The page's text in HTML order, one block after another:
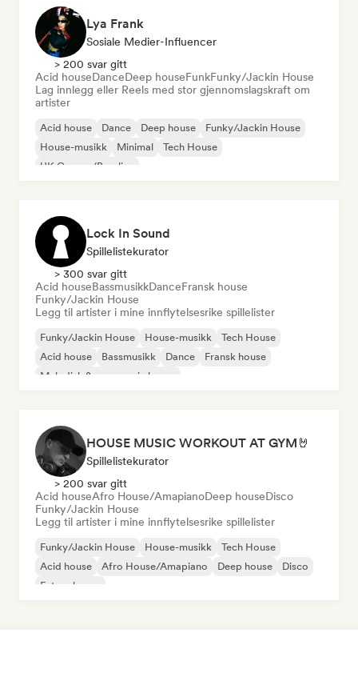
Lya Frank
Sosiale Medier-Influencer
> 200 svar gitt
Acid houseDanceDeep houseFunkFunky/Jackin House
Lag innlegg eller Reels med stor gjennomslagskraft om
artister
Acid house Dance Deep house
Funky/Jackin House
House-musikk
Minimal
Tech House
UK Garage/Bassline
Lock In Sound
Spillelistekurator
> 300 svar gitt
Acid houseBassmusikkDanceFransk house
Funky/Jackin House
Legg til artister i mine innflytelsesrike spillelister
Funky/Jackin House House-musikk
Tech House
Acid house
Bassmusikk Dance
Fransk house
Melodisk & progressiv house
HOUSE MUSIC WORKOUT AT GYM🤘
Spillelistekurator
> 200 svar gitt
Acid houseAfro House/AmapianoDeep houseDisco
Funky/Jackin House
Legg til artister i mine innflytelsesrike spillelister
Funky/Jackin House House-musikk
Tech House
Acid house
Afro House/Amapiano Deep house
Disco
Future house